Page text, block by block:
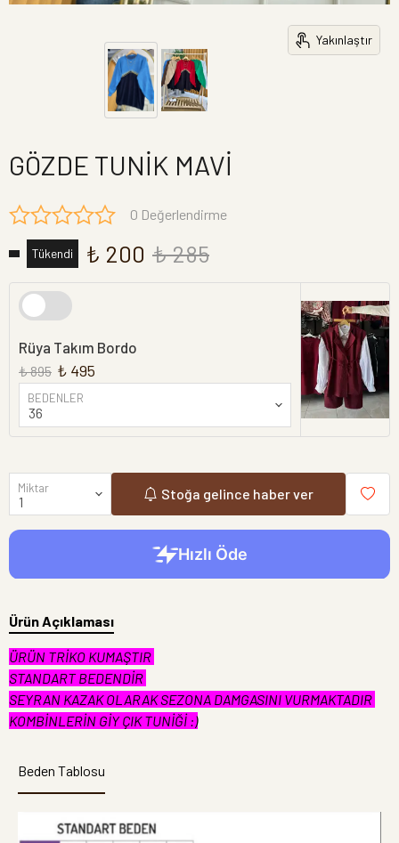
Yakınlaştır
GÖZDE TUNİK MAVİ
0 Değerlendirme
Tükendi ₺ 200 ₺ 285
Rüya Takım Bordo
₺ 895 ₺ 495
BEDENLER
Miktar Stoğa gelince haber ver
Ürün Açıklaması
ÜRÜN TRİKO KUMAŞTIR
STANDART BEDENDİR
SEYRAN KAZAK OLARAK SEZONA DAMGASINI VURMAKTADIR
KOMBİNLERİN GİY ÇIK TUNİĞİ :)
Beden Tablosu